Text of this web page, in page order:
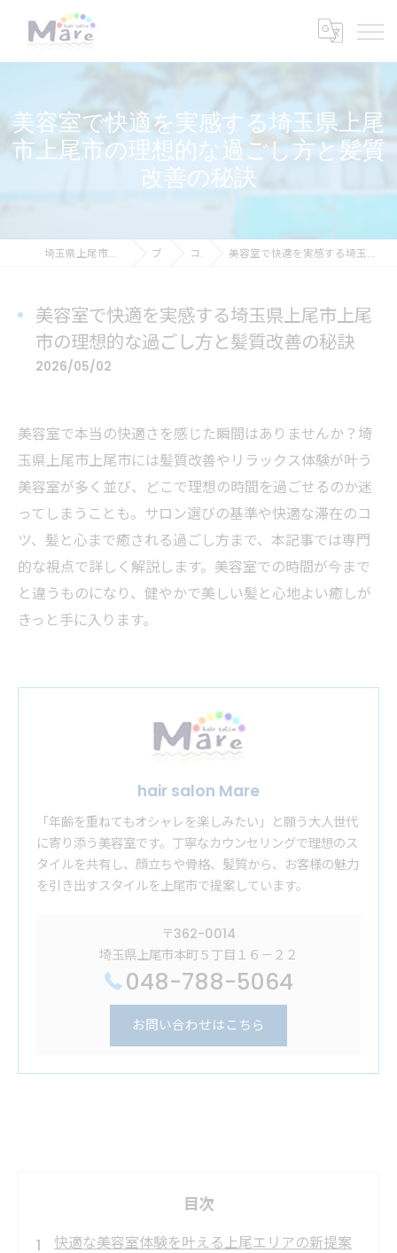
美容室で快適を実感する埼玉県上尾
市上尾市の理想的な過ごし方と髪質
改善の秘訣
埼玉県上尾市の美容室ならhair salon Mare ブログ コラム 美容室で快適を実感する埼玉県上尾市上尾市の理想的な過ごし方と髪質改善の秘訣
美容室で快適を実感する埼玉県上尾市上尾
市の理想的な過ごし方と髪質改善の秘訣
2026/05/02
美容室で本当の快適さを感じた瞬間はありませんか？埼
玉県上尾市上尾市には髪質改善やリラックス体験が叶う
美容室が多く並び、どこで理想の時間を過ごせるのか迷
ってしまうことも。サロン選びの基準や快適な滞在のコ
ツ、髪と心まで癒される過ごし方まで、本記事では専門
的な視点で詳しく解説します。美容室での時間が今まで
と違うものになり、健やかで美しい髪と心地よい癒しが
きっと手に入ります。
hair salon Mare
「年齢を重ねてもオシャレを楽しみたい」と願う大人世代
に寄り添う美容室です。丁寧なカウンセリングで理想のス
タイルを共有し、顔立ちや骨格、髪質から、お客様の魅力
を引き出すスタイルを上尾市で提案しています。
〒362-0014
埼玉県上尾市本町５丁目１６－２２
048-788-5064
お問い合わせはこちら
目次
快適な美容室体験を叶える上尾エリアの新提案